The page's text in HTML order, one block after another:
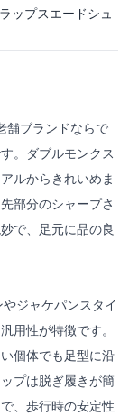
ップスエードシュ
舗ブランドならで
。ダブルモンクス
ルからきれいめま
部分のシャープさ
で、足元に品の良
ジャケパンスタイ
用性が特徴です。
個体でも足型に沿
プは脱ぎ履きが簡
、歩行時の安定性